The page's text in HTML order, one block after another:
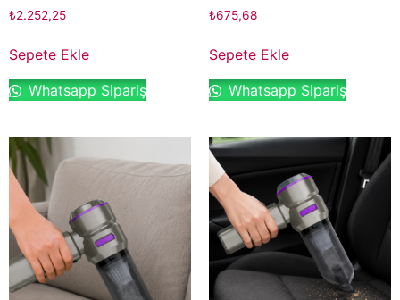
₺2.252,25
Sepete Ekle
Whatsapp Sipariş
₺675,68
Sepete Ekle
Whatsapp Sipariş